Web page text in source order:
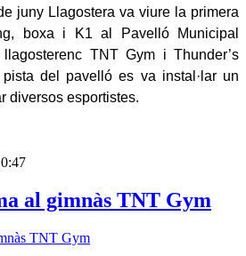
juny Llagostera va viure la primera
boxa i K1 al Pavelló Municipal
TNT Gym i Thunder’s
del pavelló es va instal·lar un
diversos esportistes.
al gimnàs TNT Gym